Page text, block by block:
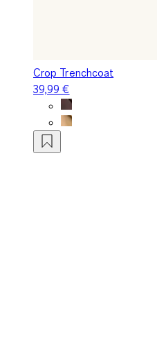
Crop Trenchcoat
39,99 €